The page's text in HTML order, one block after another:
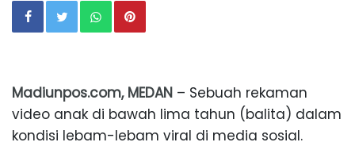
Madiunpos.com, MEDAN – Sebuah rekaman
video anak di bawah lima tahun (balita) dalam
kondisi lebam-lebam viral di media sosial.